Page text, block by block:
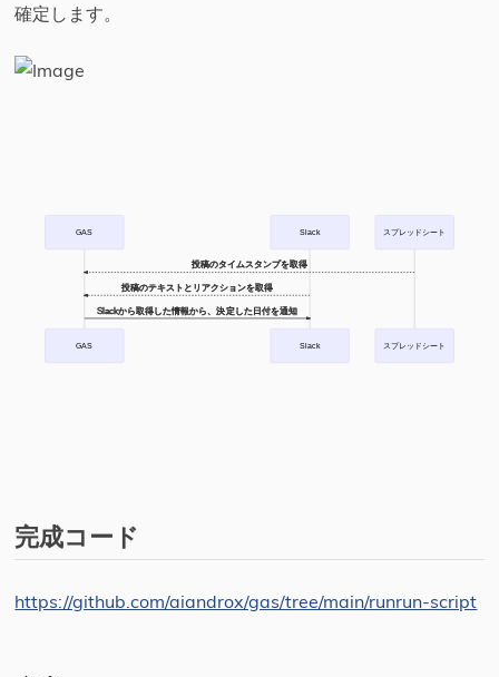
確定します。
GAS Slack スプレッドシート
投稿のタイムスタンプを取得
投稿のテキストとリアクションを取得
Slackから取得した情報から、決定した日付を通知
GAS Slack スプレッドシート
完成コード
https://github.com/aiandrox/gas/tree/main/runrun-script